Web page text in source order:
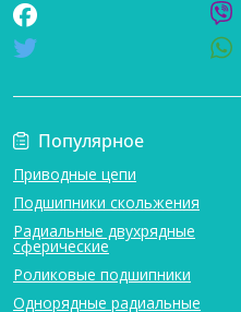
Популярное
Приводные цепи
Подшипники скольжения
Радиальные двухрядные
сферические
Роликовые подшипники
Однорядные радиальные